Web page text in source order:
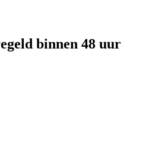
binnen 48 uur